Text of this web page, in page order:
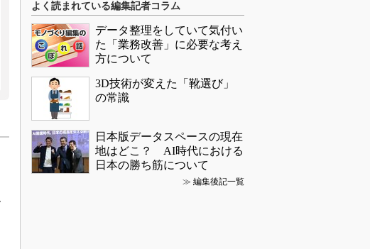
よく読まれている編集記者コラム
データ整理をしていて気付い
た「業務改善」に必要な考え
方について
3D技術が変えた「靴選び」
の常識
日本版データスペースの現在
地はどこ？ AI時代における
日本の勝ち筋について
≫ 編集後記一覧